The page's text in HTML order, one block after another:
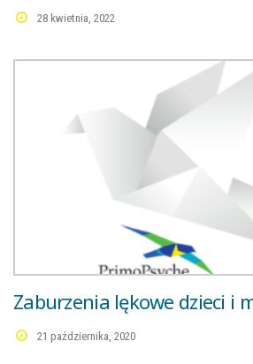
28 kwietnia, 2022
Zaburzenia lękowe dzieci i
21 października, 2020